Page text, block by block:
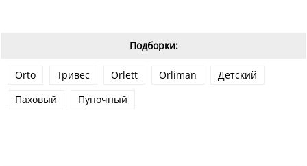
Подборки:
Orto Тривес Orlett Orliman
Детский
Паховый
Пупочный